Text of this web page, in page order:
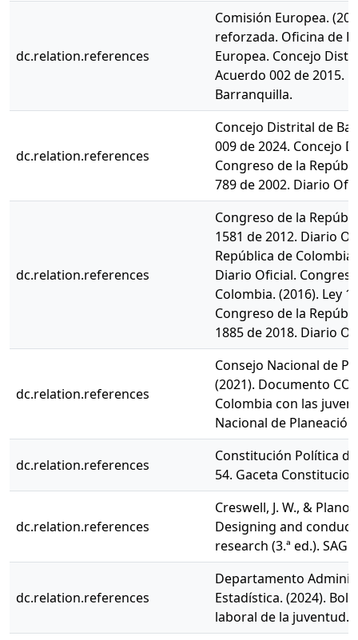
dc.relation.references
Comisión Europea.
reforzada. Oficina de
Europea. Concejo
Acuerdo 002 de 2015.
Barranquilla.
dc.relation.references
Concejo Distrital de
009 de 2024. Concejo
Congreso de la
789 de 2002. Diario
dc.relation.references
Congreso de la
1581 de 2012. Diario
República de
Diario Oficial.
Colombia. (2016). Ley
Congreso de la
1885 de 2018. Diario
dc.relation.references
Consejo Nacional de
(2021). Documento
Colombia con las
Nacional de Planeación.
dc.relation.references
Constitución Política
54. Gaceta
dc.relation.references
Creswell, J. W., & Plano
Designing and
research (3.ª ed.).
dc.relation.references
Departamento
Estadística. (2024).
laboral de la juventud.